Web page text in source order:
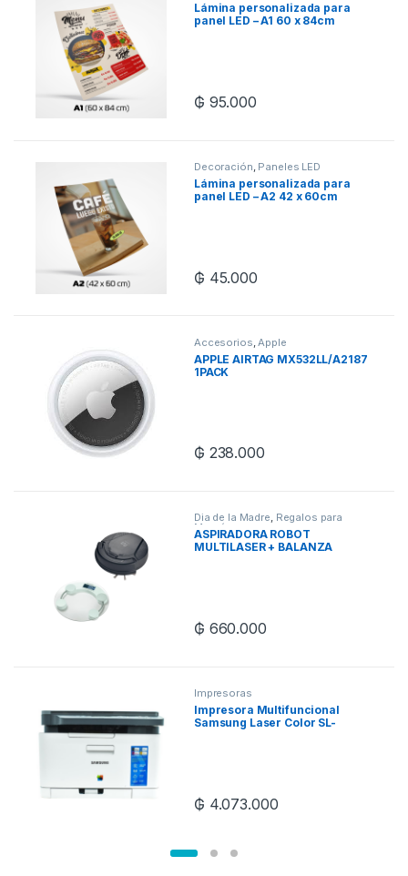
Lámina personalizada para
panel LED – A1 60 x 84cm
₲ 95.000
Decoración, Paneles LED
Lámina personalizada para
panel LED – A2 42 x 60cm
₲ 45.000
Accesorios,Apple
APPLE AIRTAG MX532LL/A2187
1PACK
₲ 238.000
Dia de la Madre, Regalos para
Mamá
ASPIRADORA ROBOT
MULTILASER + BALANZA
₲ 660.000
Impresoras
Impresora Multifuncional
Samsung Laser Color SL-
₲ 4.073.000